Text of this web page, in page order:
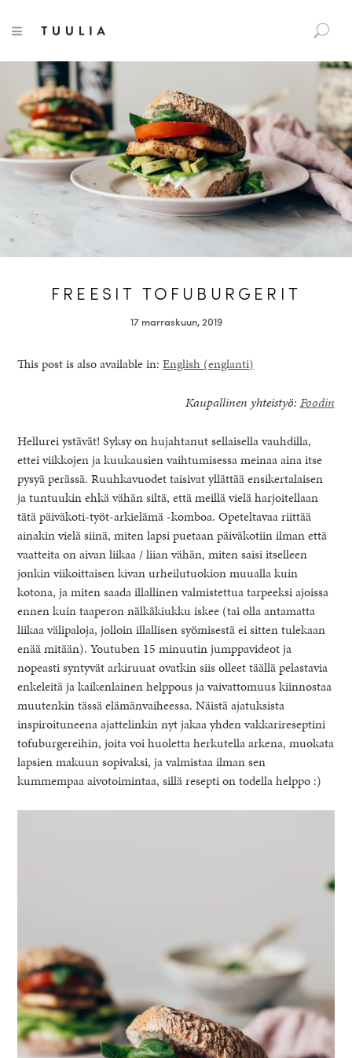
healthy living + good
a
f
o
r
:
TOGGLE NAVIGATION
FREESIT TOFUBURGERIT
17 marraskuun, 2019
This post is also available in:English (englanti)
Kaupallinen yhteistyö: Foodin
Hellurei ystävät! Syksy on hujahtanut sellaisella vauhdilla,
ettei viikkojen ja kuukausien vaihtumisessa meinaa aina itse
pysyä perässä. Ruuhkavuodet taisivat yllättää ensikertalaisen
ja tuntuukin ehkä vähän siltä, että meillä vielä harjoitellaan
tätä päiväkoti-työt-arkielämä -komboa. Opeteltavaa riittää
ainakin vielä siinä, miten lapsi puetaan päiväkotiin ilman että
vaatteita on aivan liikaa / liian vähän, miten saisi itselleen
jonkin viikoittaisen kivan urheilutuokion muualla kuin
kotona, ja miten saada illallinen valmistettua tarpeeksi ajoissa
ennen kuin taaperon nälkäkiukku iskee (tai olla antamatta
liikaa välipaloja, jolloin illallisen syömisestä ei sitten tulekaan
enää mitään). Youtuben 15 minuutin jumppavideot ja
nopeasti syntyvät arkiruuat ovatkin siis olleet täällä pelastavia
enkeleitä ja kaikenlainen helppous ja vaivattomuus kiinnostaa
muutenkin tässä elämänvaiheessa. Näistä ajatuksista
inspiroituneena ajattelinkin nyt jakaa yhden vakkarireseptini
tofuburgereihin, joita voi huoletta herkutella arkena, muokata
lapsien makuun sopivaksi, ja valmistaa ilman sen
kummempaa aivotoimintaa, sillä resepti on todella helppo :)